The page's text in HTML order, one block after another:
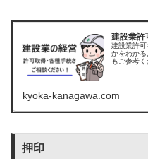
建設業許
建設業許
かをわか
もご参考
kyoka-kanagawa.com
押印